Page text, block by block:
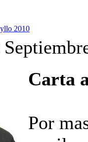
2010
Carta
Por